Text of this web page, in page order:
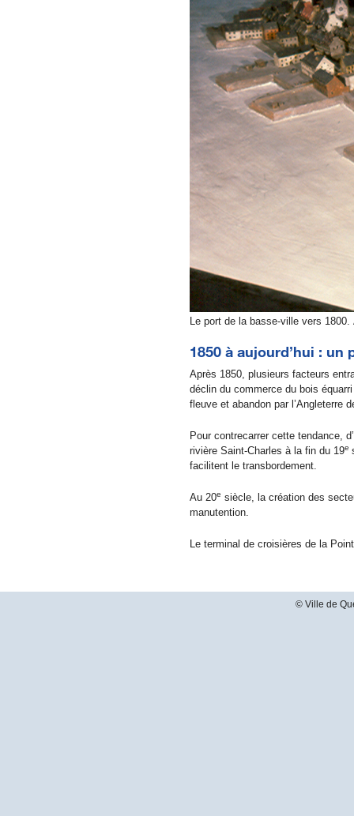
Le port de la basse-ville vers
1850 à aujourd’hui :
Après 1850, plusieurs facteurs
déclin du commerce du bois
fleuve et abandon par l’Angleterre
Pour contrecarrer cette tendance,
rivière Saint-Charles à la fin du 19e
facilitent le transbordement.
Au 20e siècle, la création des
manutention.
Le terminal de croisières de la
© Ville de